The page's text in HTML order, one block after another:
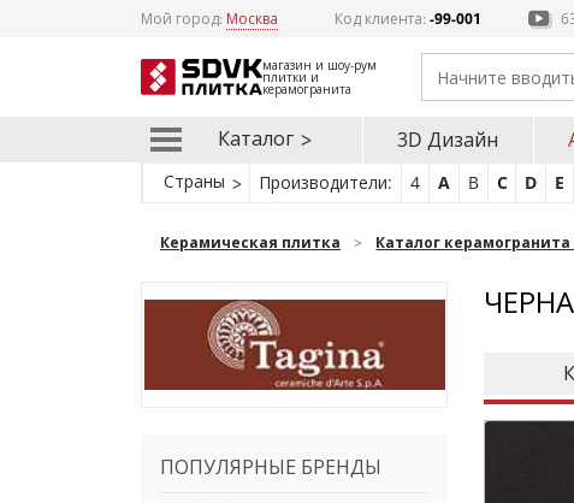
Мой город: Москва Код клиента: -99-001
магазин и шоу-рум
плитки и
керамогранита
Каталог 3D Дизайн
Страны Производители: 4 A B C D E
Керамическая плитка Каталог
ПОПУЛЯРНЫЕ БРЕНДЫ